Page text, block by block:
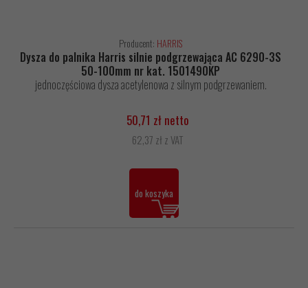
Producent: HARRIS
Dysza do palnika Harris silnie podgrzewająca AC 6290-3S
50-100mm nr kat. 1501490KP
jednoczęściowa dysza acetylenowa z silnym podgrzewaniem.
50,71 zł netto
62,37 zł z VAT
do koszyka